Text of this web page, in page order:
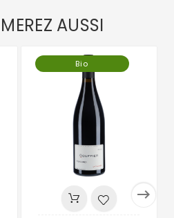
AUSSI

Bio